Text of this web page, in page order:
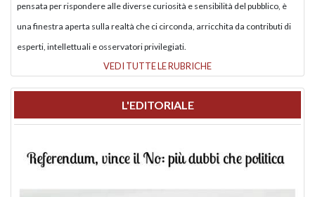
pensata per rispondere alle diverse curiosità e sensibilità del pubblico, è
una finestra aperta sulla realtà che ci circonda, arricchita da contributi di
esperti, intellettuali e osservatori privilegiati.
VEDI TUTTE LE RUBRICHE
L'EDITORIALE